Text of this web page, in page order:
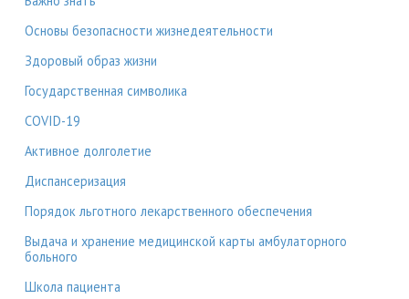
Основы безопасности жизнедеятельности
Здоровый образ жизни
Государственная символика
COVID-19
Активное долголетие
Диспансеризация
Порядок льготного лекарственного обеспечения
Выдача и хранение медицинской карты амбулаторного
больного
Школа пациента